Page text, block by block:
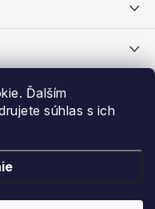
Ďalším
súhlas s ich
údajov
v Nitre